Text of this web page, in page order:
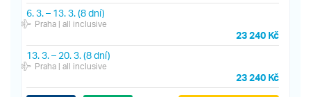
6. 3.– 13. 3.(8 dní)
Praha| all inclusive
23 240 Kč
13. 3.– 20. 3.(8 dní)
Praha| all inclusive
23 240 Kč